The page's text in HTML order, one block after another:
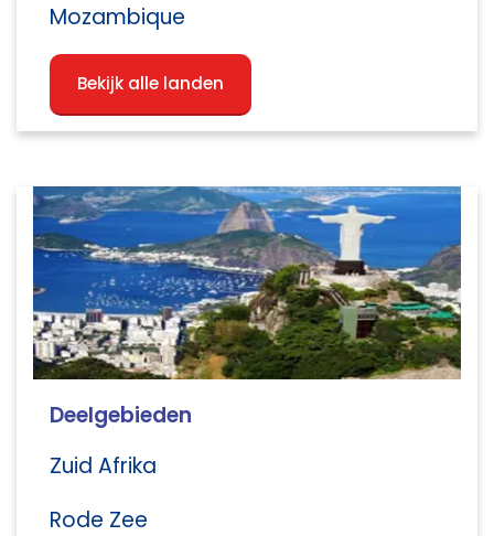
Mozambique
Bekijk alle landen
Deelgebieden
Zuid Afrika
Rode Zee